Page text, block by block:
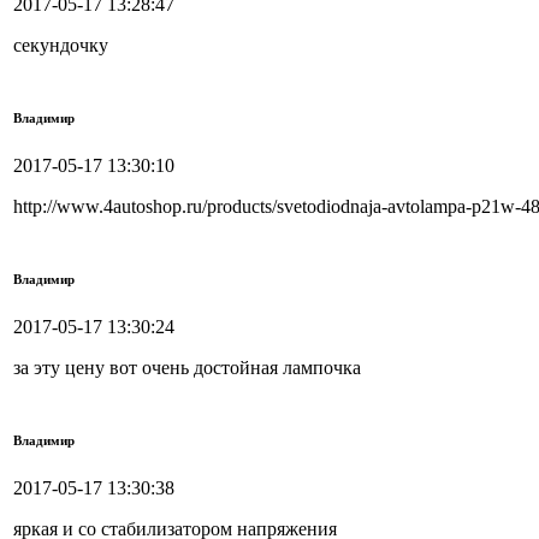
2017-05-17 13:28:47
секундочку
Владимир
2017-05-17 13:30:10
http://www.4autoshop.ru/products/svetodiodnaja-avtolampa-p21w-
Владимир
2017-05-17 13:30:24
за эту цену вот очень достойная лампочка
Владимир
2017-05-17 13:30:38
яркая и со стабилизатором напряжения